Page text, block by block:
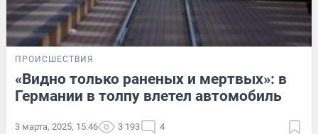
ПРОИСШЕСТВИЯ
«Видно только раненых и мертвых»: в
Германии в толпу влетел автомобиль
3 марта, 2025, 15:46 3 193 4